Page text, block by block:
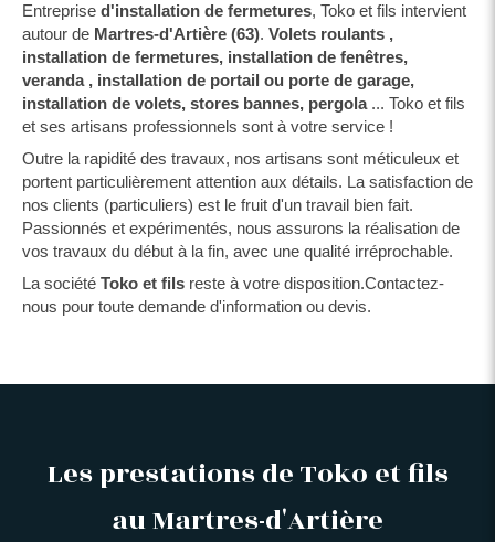
Entreprise d'installation de fermetures, Toko et fils intervient
autour de Martres-d'Artière (63). Volets roulants ,
installation de fermetures, installation de fenêtres,
veranda , installation de portail ou porte de garage,
installation de volets, stores bannes, pergola ... Toko et fils
et ses artisans professionnels sont à votre service !
Outre la rapidité des travaux, nos artisans sont méticuleux et
portent particulièrement attention aux détails. La satisfaction de
nos clients (particuliers) est le fruit d'un travail bien fait.
Passionnés et expérimentés, nous assurons la réalisation de
vos travaux du début à la fin, avec une qualité irréprochable.
La société Toko et fils reste à votre disposition.Contactez-
nous pour toute demande d'information ou devis.
Les prestations de Toko et fils
au Martres-d'Artière